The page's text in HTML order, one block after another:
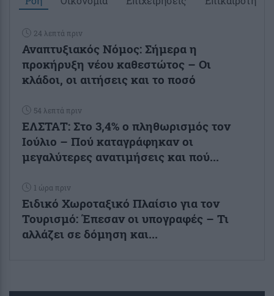
24 λεπτά πριν
Αναπτυξιακός Νόμος: Σήμερα η
προκήρυξη νέου καθεστώτος – Οι
κλάδοι, οι αιτήσεις και το ποσό
54 λεπτά πριν
ΕΛΣΤΑΤ: Στο 3,4% ο πληθωρισμός τον
Ιούλιο – Πού καταγράφηκαν οι
μεγαλύτερες ανατιμήσεις και πού...
1 ώρα πριν
Ειδικό Χωροταξικό Πλαίσιο για τον
Τουρισμό: Έπεσαν οι υπογραφές – Τι
αλλάζει σε δόμηση και...